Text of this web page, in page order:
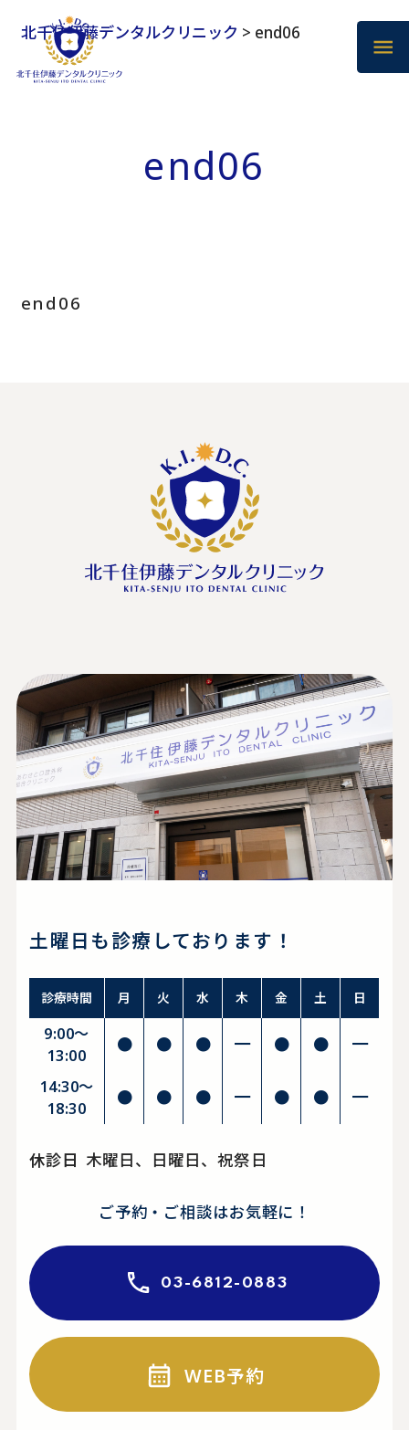
北千住伊藤デンタルクリニック > end06
end06
end06
土曜日も診療しております！
診療時間 月 火 水 木 金 土 日
9:00～
13:00
● ● ● ━ ● ● ━
14:30〜
18:30
● ● ● ━ ● ● ━
休診日 木曜日、日曜日、祝祭日
ご予約・ご相談はお気軽に！
03-6812-0883
WEB予約